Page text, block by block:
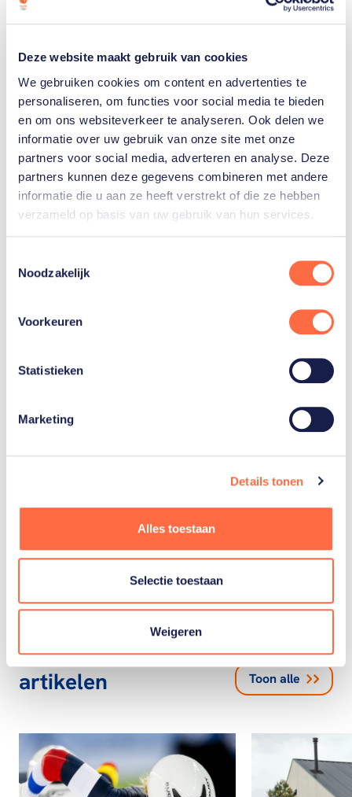
Deze website maakt gebruik van cookies
We gebruiken cookies om content en advertenties te
personaliseren, om functies voor social media te bieden
en om ons websiteverkeer te analyseren. Ook delen we
informatie over uw gebruik van onze site met onze
partners voor social media, adverteren en analyse. Deze
partners kunnen deze gegevens combineren met andere
informatie die u aan ze heeft verstrekt of die ze hebben
verzameld op basis van uw gebruik van hun services.
Noodzakelijk
Voorkeuren
Statistieken
Marketing
Details tonen
Alles toestaan
Selectie toestaan
Weigeren
run in de top 30 mee te kunnen skiën. Na die eerste
bakken uit de lucht. Ondanks de vele verse sneeuw
en het slechtte zicht waren de piste
omstandigheden in de tweede run niet slecht. Kiara
heeft deze technisch goed geskied en mag tevreden
terugkijken op haar eerste wedstrijddag.”
Gerelateerde teams
Shorttrack
Alpineskiën
Gerelateerde
artikelen
Toon alle